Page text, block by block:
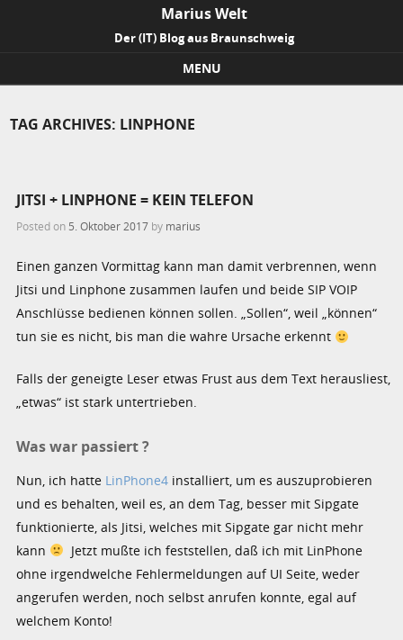
Marius Welt
Der (IT) Blog aus Braunschweig
MENU
TAG ARCHIVES: LINPHONE
JITSI + LINPHONE = KEIN TELEFON
Posted on 5. Oktober 2017 by marius
Einen ganzen Vormittag kann man damit verbrennen, wenn
Jitsi und Linphone zusammen laufen und beide SIP VOIP
Anschlüsse bedienen können sollen. „Sollen“, weil „können“
tun sie es nicht, bis man die wahre Ursache erkennt
Falls der geneigte Leser etwas Frust aus dem Text herausliest,
„etwas“ ist stark untertrieben.
Was war passiert ?
Nun, ich hatte LinPhone4 installiert, um es auszuprobieren
und es behalten, weil es, an dem Tag, besser mit Sipgate
funktionierte, als Jitsi, welches mit Sipgate gar nicht mehr
kann
Jetzt mußte ich feststellen, daß ich mit LinPhone
ohne irgendwelche Fehlermeldungen auf UI Seite, weder
angerufen werden, noch selbst anrufen konnte, egal auf
welchem Konto!